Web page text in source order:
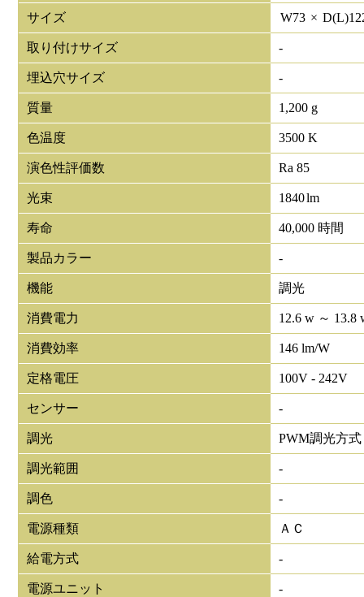
サイズ W73 × D(L)
取り付けサイズ -
埋込穴サイズ -
質量 1,200 g
色温度 3500 K
演色性評価数 Ra 85
光束 1840lm
寿命 40,000 時間
製品カラー -
機能 調光
消費電力 12.6 w ～ 13.8
消費効率 146 lm/W
定格電圧 100V - 242V
センサー -
調光 PWM調光方式
調光範囲 -
調色 -
電源種類 ＡＣ
給電方式 -
電源ユニット -